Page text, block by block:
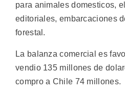
para animales domesticos,
editoriales, embarcaciones
forestal.
La balanza comercial es
vendio 135 millones de
compro a Chile 74 millones.